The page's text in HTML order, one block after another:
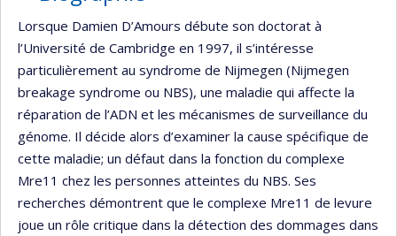
Lorsque Damien D’Amours débute son doctorat à
l’Université de Cambridge en 1997, il s’intéresse
particulièrement au syndrome de Nijmegen (Nijmegen
breakage syndrome ou NBS), une maladie qui affecte la
réparation de l’ADN et les mécanismes de surveillance du
génome. Il décide alors d’examiner la cause spécifique de
cette maladie; un défaut dans la fonction du complexe
Mre11 chez les personnes atteintes du NBS. Ses
recherches démontrent que le complexe Mre11 de levure
joue un rôle critique dans la détection des dommages dans